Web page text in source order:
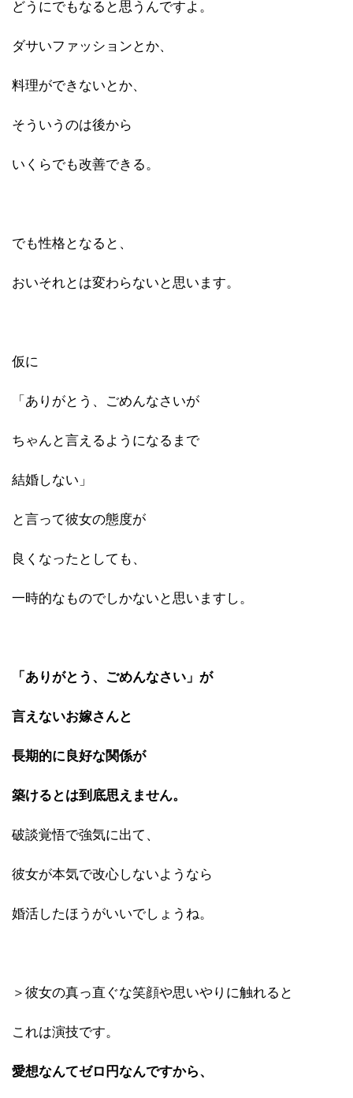
どうにでもなると思うんですよ。
ダサいファッションとか、
料理ができないとか、
そういうのは後から
いくらでも改善できる。
でも性格となると、
おいそれとは変わらないと思います。
仮に
「ありがとう、ごめんなさいが
ちゃんと言えるようになるまで
結婚しない」
と言って彼女の態度が
良くなったとしても、
一時的なものでしかないと思いますし。
「ありがとう、ごめんなさい」が
言えないお嫁さんと
長期的に良好な関係が
築けるとは到底思えません。
破談覚悟で強気に出て、
彼女が本気で改心しないようなら
婚活したほうがいいでしょうね。
＞彼女の真っ直ぐな笑顔や思いやりに触れると
これは演技です。
愛想なんてゼロ円なんですから、